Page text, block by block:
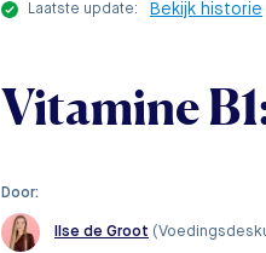
laatste update: Bekijk historie
Vitamine
Door:
Ilse de Groot